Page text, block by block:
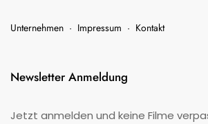
Unternehmen · Impressum · Kontakt
Newsletter Anmeldung
Jetzt anmelden und keine Filme